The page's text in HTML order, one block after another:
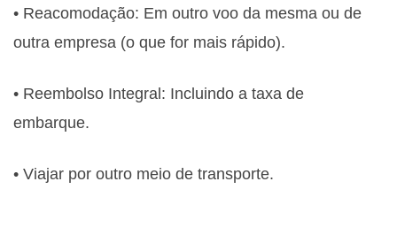
• Reacomodação: Em outro voo da mesma ou de
outra empresa (o que for mais rápido).
• Reembolso Integral: Incluindo a taxa de
embarque.
• Viajar por outro meio de transporte.